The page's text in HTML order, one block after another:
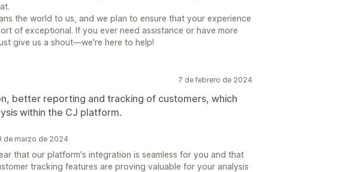
the world to us, and we plan to ensure that your experience
of exceptional. If you ever need assistance or have more
give us a shout—we're here to help!
7 de febrero de 2024
better reporting and tracking of customers, which
within the CJ platform.
de marzo de 2024
that our platform's integration is seamless for you and that
tracking features are proving valuable for your analysis